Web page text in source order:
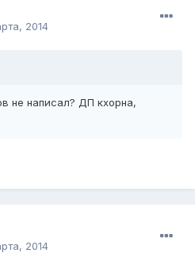
2014
не написал? ДП кхорна,
2014